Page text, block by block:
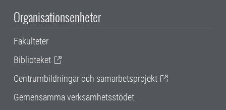
Organisationsenheter
Fakulteter
Biblioteket
Centrumbildningar och samarbetsprojekt
Gemensamma verksamhetsstödet